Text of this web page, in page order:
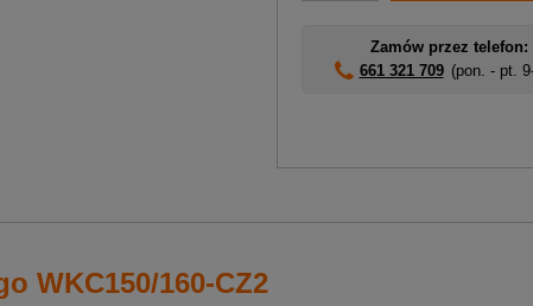
Zamów przez telefon:
661 321 709 (pon. - pt.
WKC150/160-CZ2